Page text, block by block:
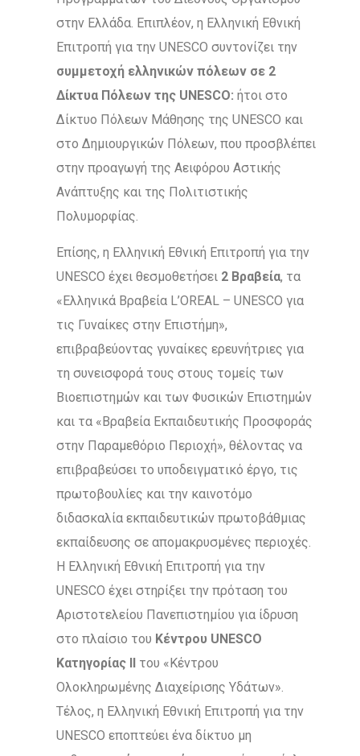
στην Ελλάδα. Επιπλέον, η Ελληνική Εθνική
Επιτροπή για την UNESCO συντονίζει την
συμμετοχή ελληνικών πόλεων σε 2
Δίκτυα Πόλεων της UNESCO: ήτοι στο
Δίκτυο Πόλεων Μάθησης της UNESCO και
στο Δημιουργικών Πόλεων, που προσβλέπει
στην προαγωγή της Αειφόρου Αστικής
Ανάπτυξης και της Πολιτιστικής
Πολυμορφίας.
Επίσης, η Ελληνική Εθνική Επιτροπή για την
UNESCO έχει θεσμοθετήσει 2 Βραβεία, τα
«Ελληνικά Βραβεία L’OREAL – UNESCO για
τις Γυναίκες στην Επιστήμη»,
επιβραβεύοντας γυναίκες ερευνήτριες για
τη συνεισφορά τους στους τομείς των
Βιοεπιστημών και των Φυσικών Επιστημών
και τα «Βραβεία Εκπαιδευτικής Προσφοράς
στην Παραμεθόριο Περιοχή», θέλοντας να
επιβραβεύσει το υποδειγματικό έργο, τις
πρωτοβουλίες και την καινοτόμο
διδασκαλία εκπαιδευτικών πρωτοβάθμιας
εκπαίδευσης σε απομακρυσμένες περιοχές.
Η Ελληνική Εθνική Επιτροπή για την
UNESCO έχει στηρίξει την πρόταση του
Αριστοτελείου Πανεπιστημίου για ίδρυση
στο πλαίσιο του Κέντρου UNESCO
Κατηγορίας ΙΙ του «Κέντρου
Ολοκληρωμένης Διαχείρισης Υδάτων».
Τέλος, η Ελληνική Εθνική Επιτροπή για την
UNESCO εποπτεύει ένα δίκτυο μη